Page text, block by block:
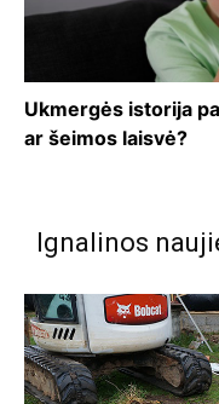
Ukmergės istorija
ar šeimos laisvė?
Ignalinos